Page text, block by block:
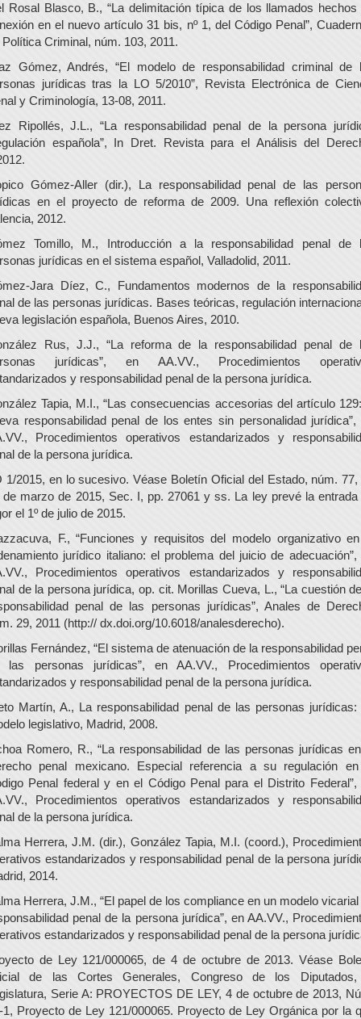
Rosal Blasco, B., “La delimitación típica de los llamados hechos
en el nuevo artículo 31 bis, nº 1, del Código Penal”,
Política Criminal, núm. 103, 2011.
Gómez, Andrés, “El modelo de responsabilidad criminal de
jurídicas tras la LO 5/2010”, Revista Electrónica de
y Criminología, 13-08, 2011.
Ripollés, J.L., “La responsabilidad penal de la persona
española”, In Dret. Revista para el Análisis del
Gómez-Aller (dir.), La responsabilidad penal de las
en el proyecto de reforma de 2009. Una reflexión
2012.
Tomillo, M., Introducción a la responsabilidad penal de
jurídicas en el sistema español, Valladolid, 2011.
Jara Díez, C., Fundamentos modernos de la
de las personas jurídicas. Bases teóricas, regulación
legislación española, Buenos Aires, 2010.
Rus, J.J., “La reforma de la responsabilidad penal de
jurídicas”, en AA.VV., Procedimientos
y responsabilidad penal de la persona jurídica.
Tapia, M.I., “Las consecuencias accesorias del artículo
responsabilidad penal de los entes sin personalidad jurídica”,
Procedimientos operativos estandarizados y
de la persona jurídica.
1/2015, en lo sucesivo. Véase Boletín Oficial del Estado, núm. 77,
de marzo de 2015, Sec. I, pp. 27061 y ss. La ley prevé la entrada
el 1º de julio de 2015.
F., “Funciones y requisitos del modelo organizativo
jurídico italiano: el problema del juicio de adecuación”,
Procedimientos operativos estandarizados y
de la persona jurídica, op. cit. Morillas Cueva, L., “La cuestión
penal de las personas jurídicas”, Anales de
29, 2011 (http:// dx.doi.org/10.6018/analesderecho).
Fernández, “El sistema de atenuación de la responsabilidad
las personas jurídicas”, en AA.VV., Procedimientos
y responsabilidad penal de la persona jurídica.
Martín, A., La responsabilidad penal de las personas jurídicas:
legislativo, Madrid, 2008.
Romero, R., “La responsabilidad de las personas jurídicas
penal mexicano. Especial referencia a su regulación
Penal federal y en el Código Penal para el Distrito Federal”,
Procedimientos operativos estandarizados y
de la persona jurídica.
Herrera, J.M. (dir.), González Tapia, M.I. (coord.),
estandarizados y responsabilidad penal de la persona
2014.
Herrera, J.M., “El papel de los compliance en un modelo vicarial
penal de la persona jurídica”, en AA.VV.,
estandarizados y responsabilidad penal de la persona
de Ley 121/000065, de 4 de octubre de 2013. Véase
de las Cortes Generales, Congreso de los
Serie A: PROYECTOS DE LEY, 4 de octubre de 2013,
1, Proyecto de Ley 121/000065. Proyecto de Ley Orgánica por la